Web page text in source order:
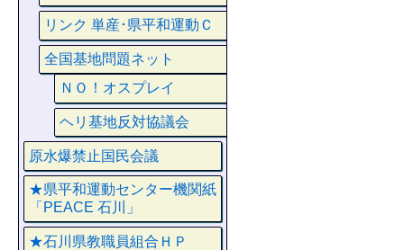
リンク 単産･県平和運動Ｃ
全国基地問題ネット
ＮＯ！オスプレイ
ヘリ基地反対協議会
原水爆禁止国民会議
★県平和運動センター機関紙
「PEACE 石川」
★石川県教職員組合ＨＰ